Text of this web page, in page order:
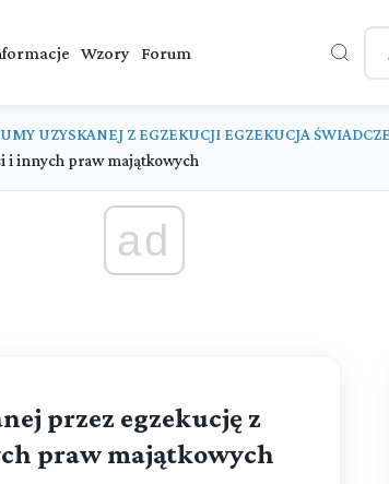
Wzory Forum
UZYSKANEJ Z EGZEKUCJI EGZEKUCJA
i innych praw majątkowych
ad
przez egzekucję z
praw majątkowych